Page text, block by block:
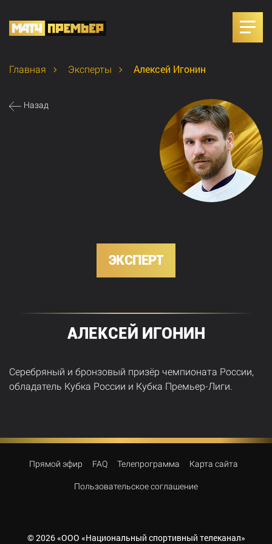
Главная Эксперты Алексей Игонин
Назад
ЭКСПЕРТ
АЛЕКСЕЙ ИГОНИН
Серебряный и бронзовый призёр чемпионата России,
обладатель Кубка России и Кубка Премьер-Лиги.
Прямой эфир FAQ Телепрограмма Карта сайта
Пользовательское соглашение
©2026«ООО «Национальный спортивный телеканал»